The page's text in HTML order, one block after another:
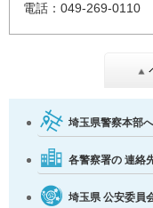
電話：049-269-0110
埼玉県警察本部
各警察署の 連絡
埼玉県 公安委員